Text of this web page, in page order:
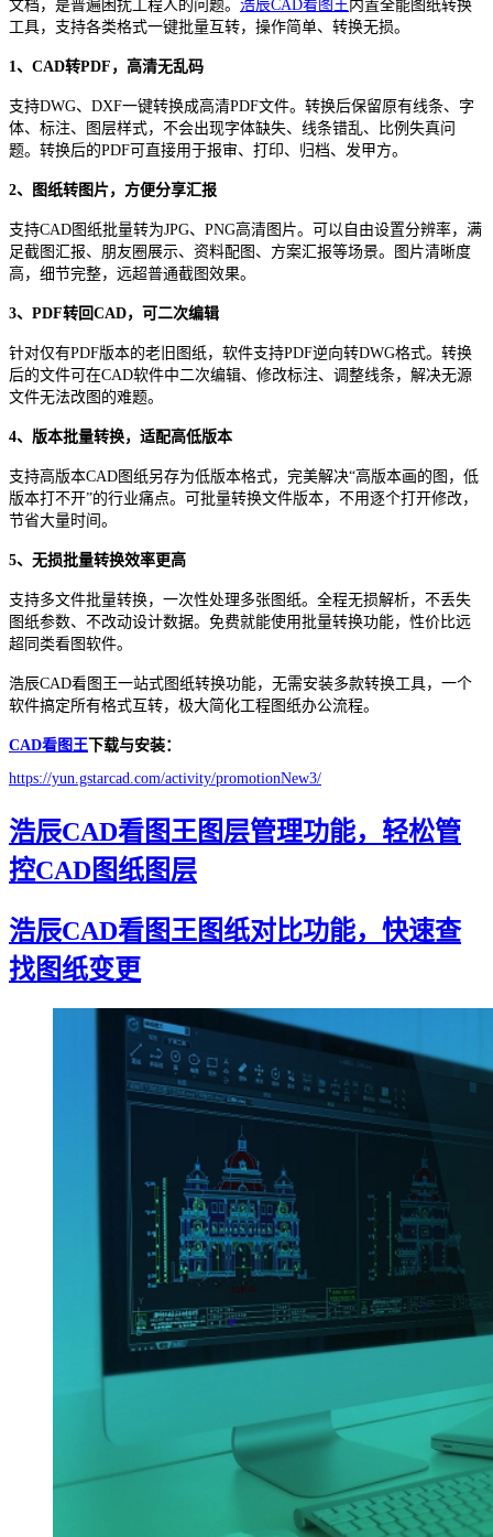
文档，是普遍困扰工程人的问题。 浩辰CAD看图王 内置全能图纸转换
工具，支持各类格式一键批量互转，操作简单、转换无损。
1、CAD转PDF，高清无乱码
支持DWG、DXF一键转换成高清PDF文件。转换后保留原有线条、字
体、标注、图层样式，不会出现字体缺失、线条错乱、比例失真问
题。转换后的PDF可直接用于报审、打印、归档、发甲方。
2、图纸转图片，方便分享汇报
支持CAD图纸批量转为JPG、PNG高清图片。可以自由设置分辨率，满
足截图汇报、朋友圈展示、资料配图、方案汇报等场景。图片清晰度
高，细节完整，远超普通截图效果。
3、PDF转回CAD，可二次编辑
针对仅有PDF版本的老旧图纸，软件支持PDF逆向转DWG格式。转换
后的文件可在CAD软件中二次编辑、修改标注、调整线条，解决无源
文件无法改图的难题。
4、版本批量转换，适配高低版本
支持高版本CAD图纸另存为低版本格式，完美解决“高版本画的图，低
版本打不开”的行业痛点。可批量转换文件版本，不用逐个打开修改，
节省大量时间。
5、无损批量转换效率更高
支持多文件批量转换，一次性处理多张图纸。全程无损解析，不丢失
图纸参数、不改动设计数据。免费就能使用批量转换功能，性价比远
超同类看图软件。
浩辰CAD看图王一站式图纸转换功能，无需安装多款转换工具，一个
软件搞定所有格式互转，极大简化工程图纸办公流程。
CAD看图王 下载与安装：
https://yun.gstarcad.com/activity/promotionNew3/
浩辰CAD看图王图层管理功能，轻松管
控CAD图纸图层
浩辰CAD看图王图纸对比功能，快速查
找图纸变更